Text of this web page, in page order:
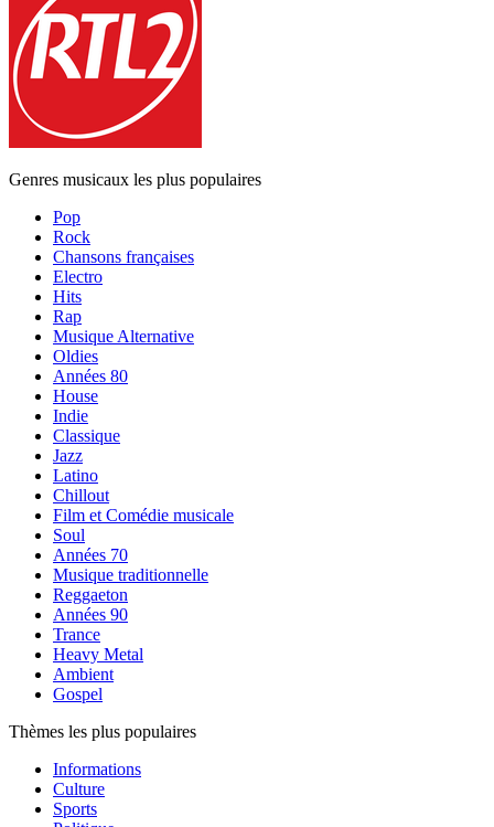
Genres musicaux les plus populaires
Pop
Rock
Chansons françaises
Electro
Hits
Rap
Musique Alternative
Oldies
Années 80
House
Indie
Classique
Jazz
Latino
Chillout
Film et Comédie musicale
Soul
Années 70
Musique traditionnelle
Reggaeton
Années 90
Trance
Heavy Metal
Ambient
Gospel
Thèmes les plus populaires
Informations
Culture
Sports